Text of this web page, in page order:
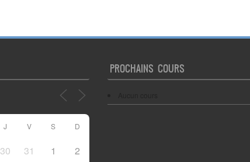
J V S D
30 31 1 2
PROCHAINS COURS